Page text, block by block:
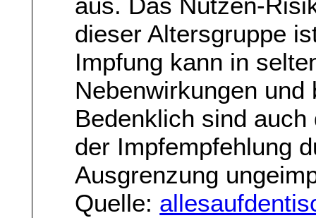
aus. Das Nutzen-
dieser Altersgruppe
Impfung kann in
Nebenwirkungen
Bedenklich sind
der Impfempfehlung
Ausgrenzung
Quelle: